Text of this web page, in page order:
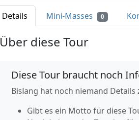
Details Mini-Masses 0
Über diese Tour
Diese Tour braucht noch
Bislang hat noch niemand
Gibt es ein Motto für diese